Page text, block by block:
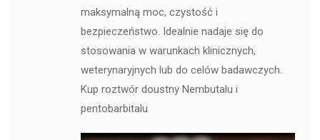
maksymalną moc, czystość i
bezpieczeństwo. Idealnie nadaje się do
stosowania w warunkach klinicznych,
weterynaryjnych lub do celów badawczych.
Kup roztwór doustny Nembutalu i
pentobarbitalu